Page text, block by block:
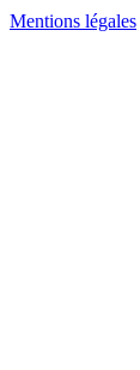
Mentions légales